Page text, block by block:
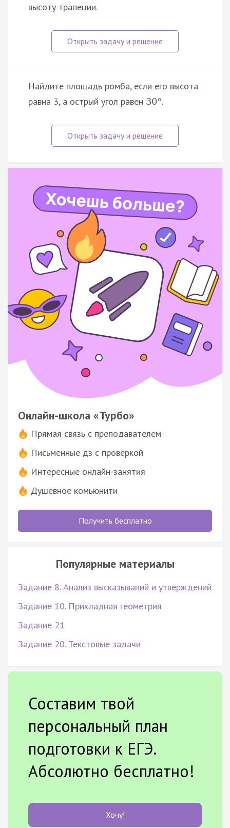
высоту трапеции.
Найдите площадь ромба, если его высота
равна 3, а острый угол равен 30°.
Онлайн-школа «Турбо»
Прямая связь с преподавателем
Письменные дз с проверкой
Интересные онлайн-занятия
Душевное комьюнити
Получить бесплатно
Популярные материалы
Задание 8. Анализ высказываний и утверждений
Задание 10. Прикладная геометрия
Задание 21
Задание 20. Текстовые задачи
Составим твой
персональный план
подготовки к ЕГЭ.
Абсолютно бесплатно!
Хочу!